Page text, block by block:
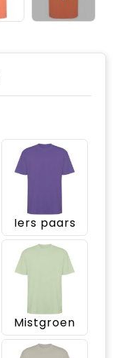
Iers paars
Mistgroen